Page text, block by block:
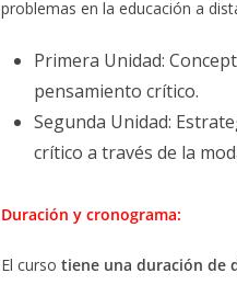
problemas en la educación a
Primera Unidad:
pensamiento crítico.
Segunda Unidad:
crítico a través de la
Duración y cronograma:
El curso tiene una duración de